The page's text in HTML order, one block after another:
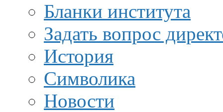
Бланки института
Задать вопрос
История
Символика
Новости